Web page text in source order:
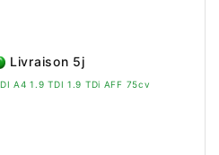
Livraison 5j
A4 1.9 TDI 1.9 TDi AFF 75cv